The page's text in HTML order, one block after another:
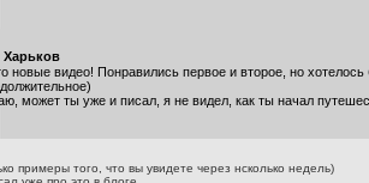
Харьков
новые видео! Понравились первое и второе, но хотелось
может ты уже и писал, я не видел, как ты начал
примеры того, что вы увидете через нсколько недель)